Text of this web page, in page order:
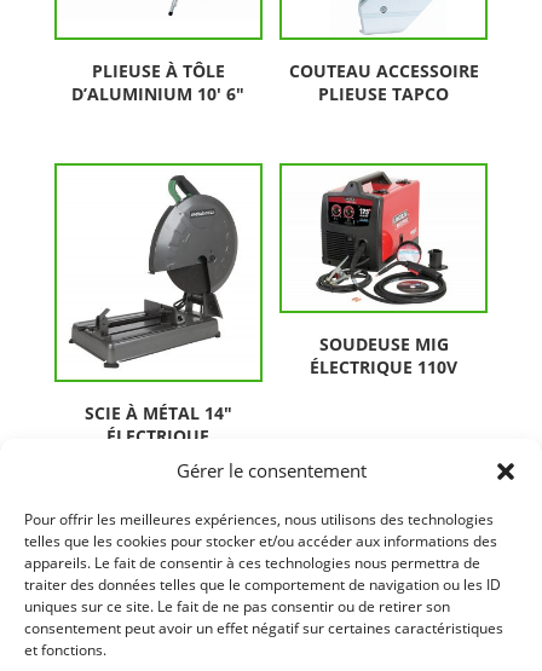
Gérer le consentement
Pour offrir les meilleures expériences, nous utilisons des technologies
telles que les cookies pour stocker et/ou accéder aux informations des
appareils. Le fait de consentir à ces technologies nous permettra de
traiter des données telles que le comportement de navigation ou les ID
uniques sur ce site. Le fait de ne pas consentir ou de retirer son
consentement peut avoir un effet négatif sur certaines caractéristiques
et fonctions.
PLIEUSE À TÔLE
D’ALUMINIUM 10′ 6″
COUTEAU ACCESSOIRE
PLIEUSE TAPCO
SCIE À MÉTAL 14″
ÉLECTRIQUE
SOUDEUSE MIG
ÉLECTRIQUE 110V